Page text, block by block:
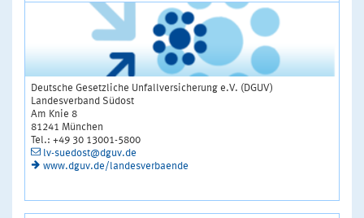
Deutsche Gesetzliche Unfallversicherung e.V. (DGUV)
Landesverband Südost
Am Knie 8
81241 München
Tel.: +49 30 13001-5800
lv-suedost@dguv.de
www.dguv.de/landesverbaende